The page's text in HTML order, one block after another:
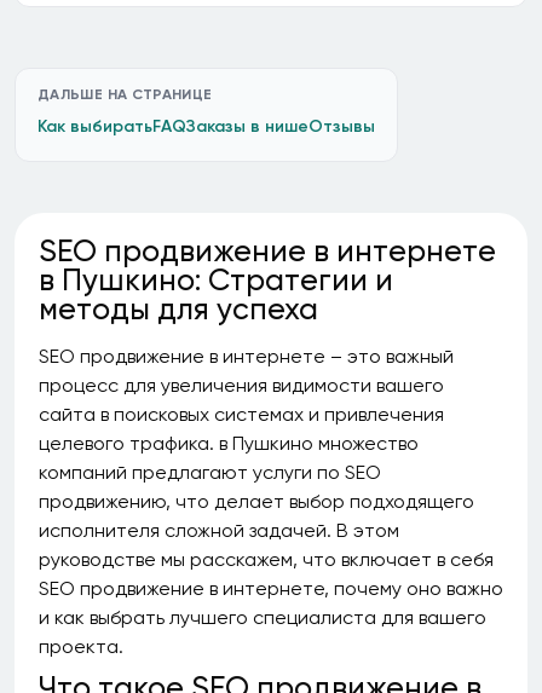
ДАЛЬШЕ НА СТРАНИЦЕ
Как выбиратьFAQЗаказы в нишеОтзывы
SEO продвижение в интернете
в Пушкино: Стратегии и
методы для успеха
SEO продвижение в интернете – это важный
процесс для увеличения видимости вашего
сайта в поисковых системах и привлечения
целевого трафика. в Пушкино множество
компаний предлагают услуги по SEO
продвижению, что делает выбор подходящего
исполнителя сложной задачей. В этом
руководстве мы расскажем, что включает в себя
SEO продвижение в интернете, почему оно важно
и как выбрать лучшего специалиста для вашего
проекта.